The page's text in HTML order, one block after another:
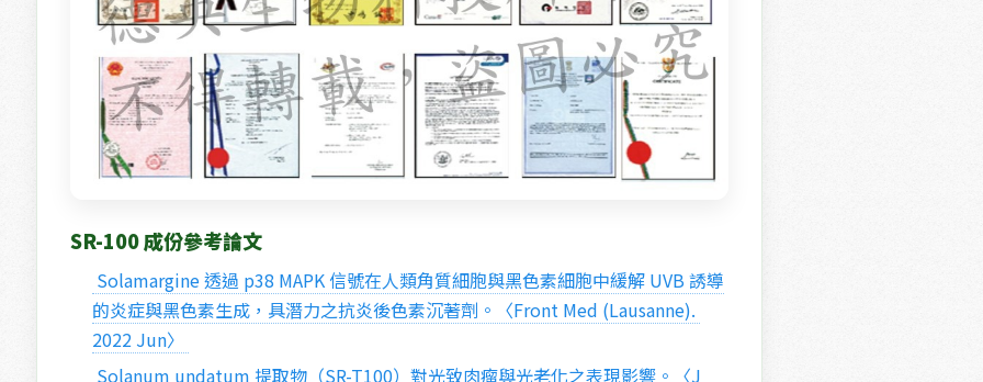
SR-100 成份參考論文
的炎症與黑色素生成，具潛力之抗炎後色素沉著劑。〈Front Med (Lausanne).
2022 Jun〉